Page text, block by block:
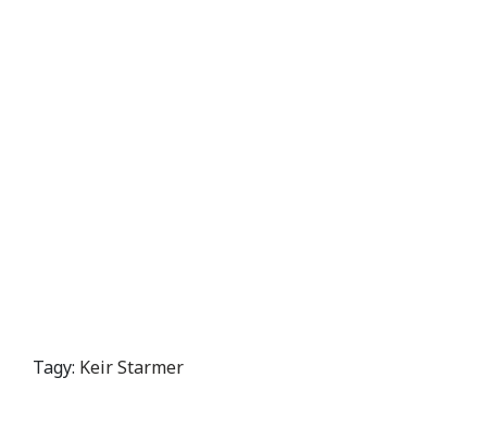
Tagy: Keir Starmer